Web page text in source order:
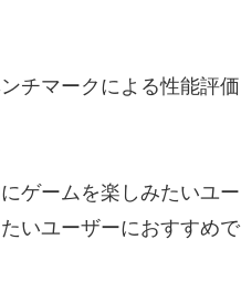
チマークによる性能評価
ゲームを楽しみたいユー
いユーザーにおすすめで